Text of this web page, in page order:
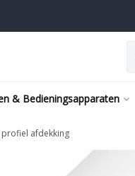
& Bedieningsapparaten
profiel afdekking